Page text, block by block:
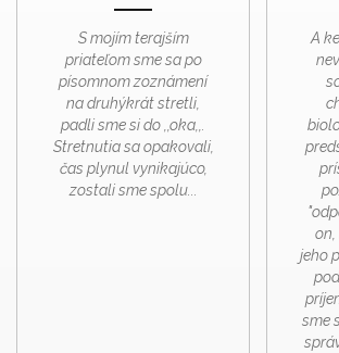
S mojím terajším
priateľom sme sa po
písomnom zoznámení
na druhýkrát stretli,
padli sme si do ,,oka,,.
Stretnutia sa opakovali,
čas plynul vynikajúco,
zostali sme spolu...
A
on,
jeho
sme